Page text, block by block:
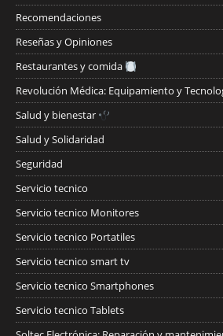
Recomendaciones
Reseñas y Opiniones
Restaurantes y comida
Revolución Médica: Equipamiento y
Salud y bienestar
Salud y Solidaridad
Seguridad
Servicio tecnico
Servicio tecnico Monitores
Servicio tecnico Portatiles
Servicio tecnico smart tv
Servicio tecnico Smartphones
Servicio tecnico Tablets